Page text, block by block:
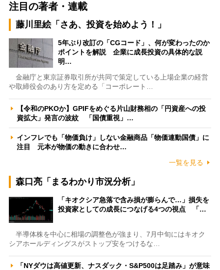
注目の著者・連載
藤川里絵「さあ、投資を始めよう！」
5年ぶり改訂の「CGコード」、何が変わったのか
ポイントを解説 企業に成長投資の具体的な説
明…
金融庁と東京証券取引所が共同で策定している上場企業の経営
や取締役会のあり方を定める「コーポレート…
【令和のPKOか】GPIFをめぐる片山財務相の「円資産への投
資拡大」発言の波紋 「国債重視」…
インフレでも「物価負け」しない金融商品「物価連動国債」に
注目 元本が物価の動きに合わせ…
一覧を見る
森口亮「まるわかり市況分析」
「キオクシア急落で含み損が膨らんで…」損失を
投資家としての成長につなげる4つの視点 「…
半導体株を中心に相場の調整色が強まり、7月中旬にはキオク
シアホールディングスがストップ安をつけるな…
「NYダウは高値更新、ナスダック・S&P500は足踏み」が意味